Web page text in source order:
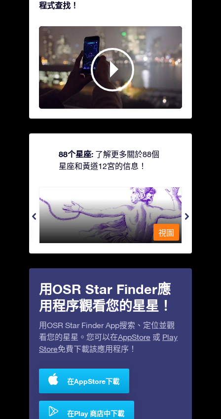
程式查找！
88个星座: 了解更多關於88個
星座和黃道12宮的信息！
Andromeda - 被鐵鍊鎖著的少女
視圖
用OSR Star Finder應
用程序觀看您的星星！
用OSR Star Finder App搜索、定位並觀
看您的星星。您可以在AppStore 或 Play
Store免費下載該應用程序！
在AppStore下載
在Play 商店中下載